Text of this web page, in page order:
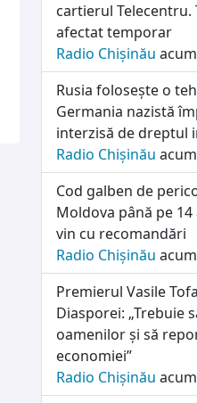
cartierul
afectat temporar
Radio Chișinău
Rusia folosește o
Germania nazistă
interzisă de dreptul
Radio Chișinău
Cod galben de
Moldova până pe
vin cu recomandări
Radio Chișinău
Premierul Vasile
Diasporei: „Trebuie
oamenilor și să
economiei”
Radio Chișinău